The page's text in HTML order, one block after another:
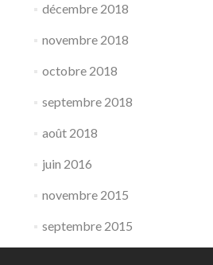
décembre 2018
novembre 2018
octobre 2018
septembre 2018
août 2018
juin 2016
novembre 2015
septembre 2015